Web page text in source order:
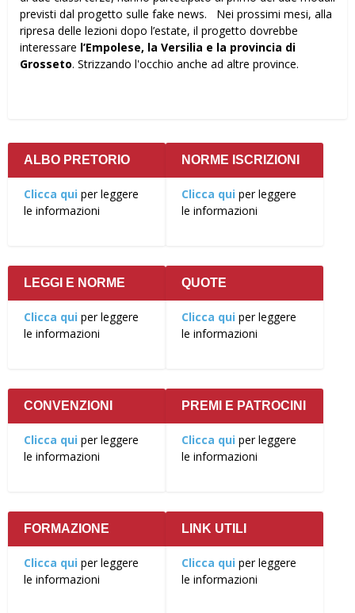
previsti dal progetto sulle fake news. Nei prossimi mesi, alla
ripresa delle lezioni dopo l’estate, il progetto dovrebbe
interessare l’Empolese, la Versilia e la provincia di
Grosseto. Strizzando l'occhio anche ad altre province.
ALBO PRETORIO
Clicca qui per leggere
le informazioni
NORME ISCRIZIONI
Clicca qui per leggere
le informazioni
LEGGI E NORME
Clicca qui per leggere
le informazioni
QUOTE
Clicca qui per leggere
le informazioni
CONVENZIONI
Clicca qui per leggere
le informazioni
PREMI E PATROCINI
Clicca qui per leggere
le informazioni
FORMAZIONE
Clicca qui per leggere
le informazioni
LINK UTILI
Clicca qui per leggere
le informazioni